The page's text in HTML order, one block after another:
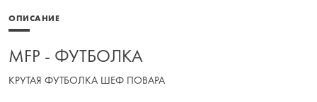
ОПИСАНИЕ
MFP - ФУТБОЛКА
КРУТАЯ ФУТБОЛКА ШЕФ ПОВАРА